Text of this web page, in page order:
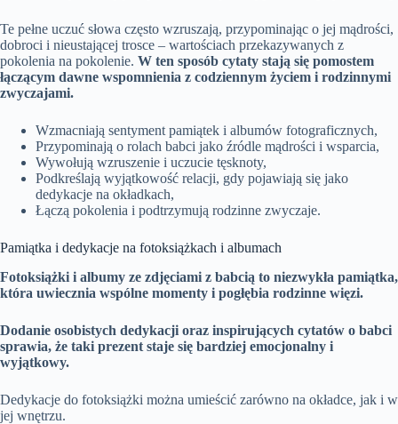
Te pełne uczuć słowa często wzruszają, przypominając o jej mądrości,
dobroci i nieustającej trosce – wartościach przekazywanych z
pokolenia na pokolenie. W ten sposób cytaty stają się pomostem
łączącym dawne wspomnienia z codziennym życiem i rodzinnymi
zwyczajami.
Wzmacniają sentyment pamiątek i albumów fotograficznych,
Przypominają o rolach babci jako źródle mądrości i wsparcia,
Wywołują wzruszenie i uczucie tęsknoty,
Podkreślają wyjątkowość relacji, gdy pojawiają się jako
dedykacje na okładkach,
Łączą pokolenia i podtrzymują rodzinne zwyczaje.
Pamiątka i dedykacje na fotoksiążkach i albumach
Fotoksiążki i albumy ze zdjęciami z babcią to niezwykła pamiątka,
która uwiecznia wspólne momenty i pogłębia rodzinne więzi.
Dodanie osobistych dedykacji oraz inspirujących cytatów o babci
sprawia, że taki prezent staje się bardziej emocjonalny i
wyjątkowy.
Dedykacje do fotoksiążki można umieścić zarówno na okładce, jak i w
jej wnętrzu.